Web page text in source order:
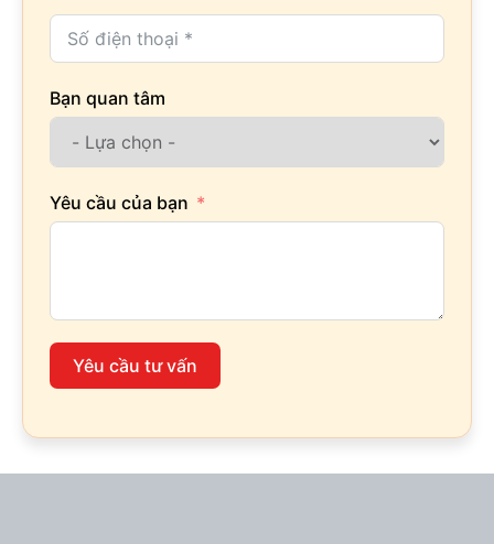
Bạn quan tâm
Yêu cầu của bạn
Yêu cầu tư vấn